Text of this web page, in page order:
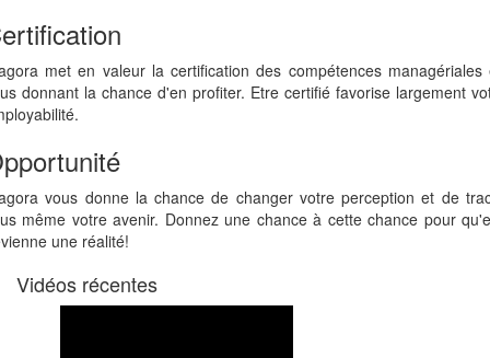
met en valeur la certification des compétences managériales
donnant la chance d'en profiter. Etre certifié favorise largement
vous donne la chance de changer votre perception et de
même votre avenir. Donnez une chance à cette chance pour
une réalité!
Vidéos récentes